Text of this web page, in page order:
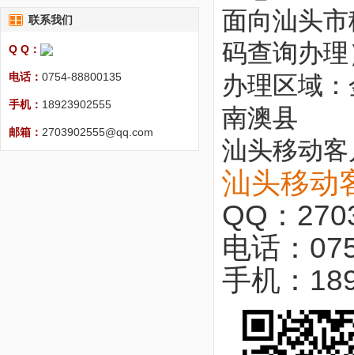
联系我们
Q Q：
电话： 0754-88800135
手机： 18923902555
邮箱： 2703902555@qq.com
面向汕头
码查询办
办理区域
南澳县
汕头移动
汕头移动
QQ：
电话：
手机：